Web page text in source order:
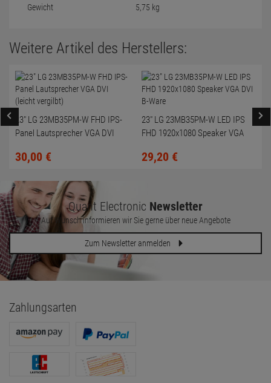
Gewicht 5,75 kg
Weitere Artikel des Herstellers:
23" LG 23MB35PM-W FHD IPS-
Panel Lautsprecher VGA DVI
30,00 €
23" LG 23MB35PM-W LED IPS
FHD 1920x1080 Speaker VGA
29,20 €
Quant Electronic Newsletter
Auf Wunsch informieren wir Sie gerne über neue Angebote
Zum Newsletter anmelden
Zahlungsarten